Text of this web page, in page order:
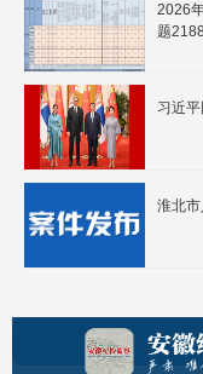
2026
题
习近
淮北